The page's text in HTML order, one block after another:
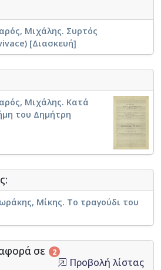
Μιχάλης. Συρτός
[Διασκευή]
Μιχάλης. Κατά
του Δημήτρη
Μίκης. Το τραγούδι του
σε 2
Προβολή λίστας